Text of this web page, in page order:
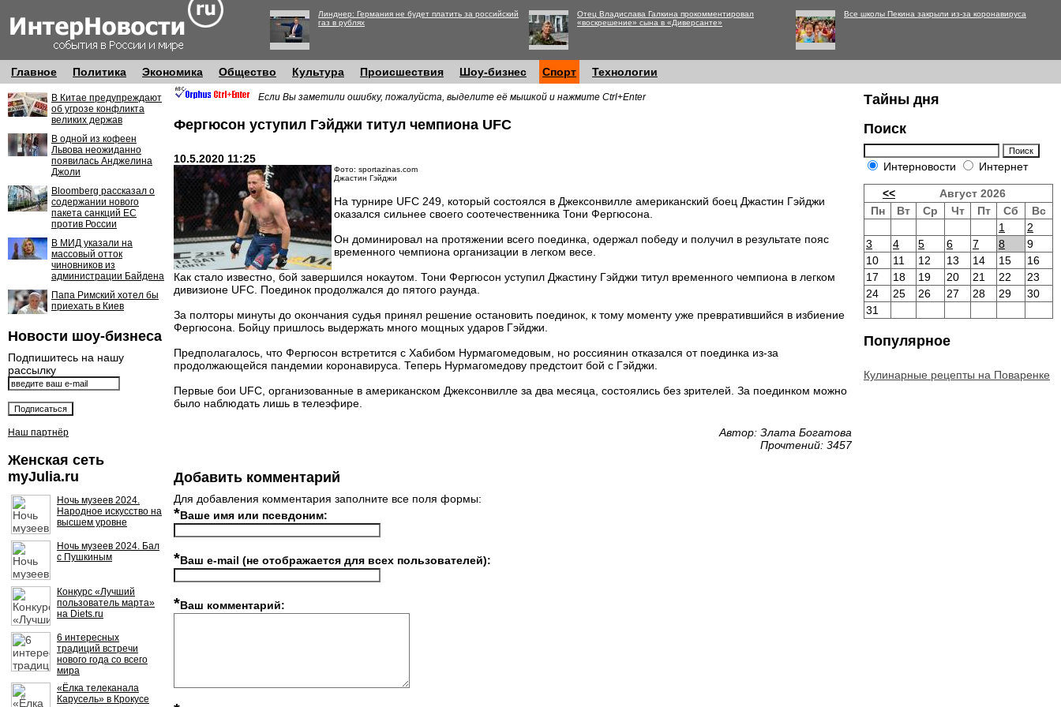
Линднер: Германия не будет платить за российский
газ в рублях
Отец Владислава Галкина прокомментировал
«воскрешение» сына в «Диверсанте»
Все школы Пекина закрыли из-за коронавируса
Главное Политика Экономика Общество Культура Происшествия Шоу-бизнес Спорт Технологии
В Китае предупреждают
об угрозе конфликта
великих держав
В одной из кофеен
Львова неожиданно
появилась Анджелина
Джоли
Bloomberg рассказал о
содержании нового
пакета санкций ЕС
против России
В МИД указали на
массовый отток
чиновников из
администрации Байдена
Папа Римский хотел бы
приехать в Киев
Новости шоу-бизнеса
Подпишитесь на нашу
рассылку
Наш партнёр
Женская сеть
myJulia.ru
Ночь музеев 2024.
Народное искусство на
высшем уровне
Ночь музеев 2024. Бал
с Пушкиным
Конкурс «Лучший
пользователь марта»
на Diets.ru
6 интересных
традиций встречи
нового года со всего
мира
«Ёлка телеканала
Карусель» в Крокусе
Если Вы заметили ошибку, пожалуйста, выделите её мышкой и нажмите Ctrl+Enter
Фергюсон уступил Гэйджи титул чемпиона UFC
10.5.2020 11:25
Фото: sportazinas.com
Джастин Гэйджи
На турнире UFC 249, который состоялся в Джексонвилле американский боец Джастин Гэйджи
оказался сильнее своего соотечественника Тони Фергюсона.
Он доминировал на протяжении всего поединка, одержал победу и получил в результате пояс
временного чемпиона организации в легком весе.
Как стало известно, бой завершился нокаутом. Тони Фергюсон уступил Джастину Гэйджи титул временного чемпиона в легком
дивизионе UFC. Поединок продолжался до пятого раунда.
За полторы минуты до окончания судья принял решение остановить поединок, к тому моменту уже превратившийся в избиение
Фергюсона. Бойцу пришлось выдержать много мощных ударов Гэйджи.
Предполагалось, что Фергюсон встретится с Хабибом Нурмагомедовым, но россиянин отказался от поединка из-за
продолжающейся пандемии коронавируса. Теперь Нурмагомедову предстоит бой с Гэйджи.
Первые бои UFC, организованные в американском Джексонвилле за два месяца, состоялись без зрителей. За поединком можно
было наблюдать лишь в телеэфире.
Автор: Злата Богатова
Прочтений: 3457
Добавить комментарий
Для добавления комментария заполните все поля формы:
*Ваше имя или псевдоним:
*Ваш e-mail (не отображается для всех пользователей):
*Ваш комментарий:
Тайны дня
Поиск
Интерновости Интернет
<<
Август 2026
Пн
Вт Ср Чт Пт Сб
Вс
1
2
3
4 5 6 7 8
9
10
11 12 13 14 15
16
17
18 19 20 21 22
23
24
25 26 27 28 29
30
31
Популярное
Кулинарные рецепты на Поваренке